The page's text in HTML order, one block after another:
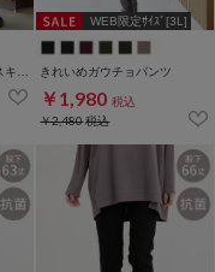
WEB限定ｻｲｽﾞ[3L]
きれいめガウチョパンツ
￥1,980 税込
￥2,480税込